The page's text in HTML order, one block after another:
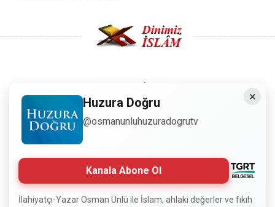
Copyright © 2008 - Dinimiz İslam. Her Hakkı Saklıdır.
Sitemizdeki bilgiler, bütün insanların istifadesi için
hazırlanmıştır. Orijinaline sadık kalmak şartıyla, izin
almaya gerek kalmadan, herkes istediği gibi alıp istifade
edebilir.
Normal Siteyi Göster
×
Huzura Doğru
@osmanunluhuzuradogrutv
Kanala Abone Ol
İlahiyatçı-Yazar Osman Ünlü ile İslam, ahlaki değerler ve fıkıh